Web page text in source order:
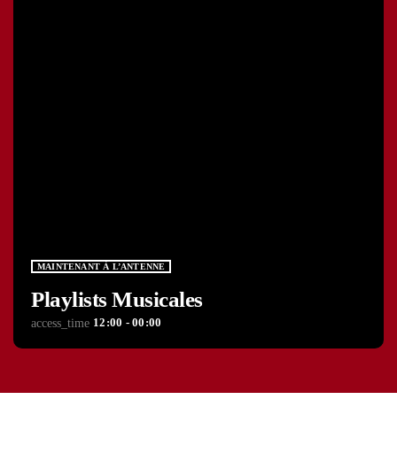
MAINTENANT À L’ANTENNE
Playlists Musicales
access_time 12:00 - 00:00